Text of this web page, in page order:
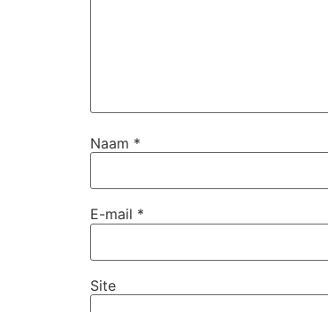
Naam *
E-mail *
Site